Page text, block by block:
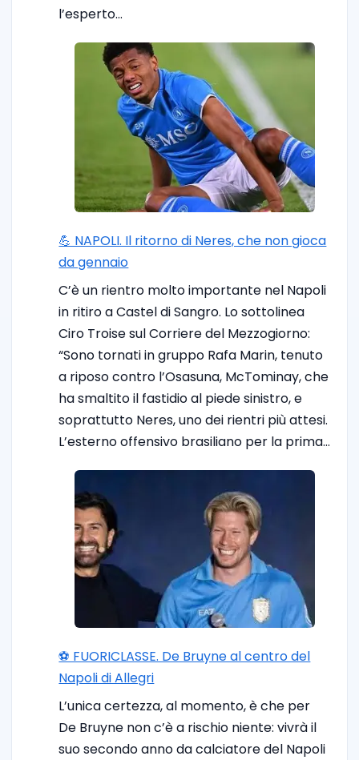
l’esperto…
💪 NAPOLI. Il ritorno di Neres, che non gioca
da gennaio
C’è un rientro molto importante nel Napoli
in ritiro a Castel di Sangro. Lo sottolinea
Ciro Troise sul Corriere del Mezzogiorno:
“Sono tornati in gruppo Rafa Marin, tenuto
a riposo contro l’Osasuna, McTominay, che
ha smaltito il fastidio al piede sinistro, e
soprattutto Neres, uno dei rientri più attesi.
L’esterno offensivo brasiliano per la prima…
⚽️ FUORICLASSE. De Bruyne al centro del
Napoli di Allegri
L’unica certezza, al momento, è che per
De Bruyne non c’è a rischio niente: vivrà il
suo secondo anno da calciatore del Napoli